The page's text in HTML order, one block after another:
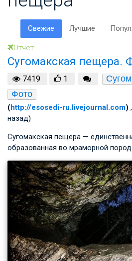
Свежие Лучшие
Отчет
Сугомакская пещера.
7419 1
Фото
(http://esosedi-ru.livejournal.com)
назад)
Сугомакская пещера —
образованная во мраморной